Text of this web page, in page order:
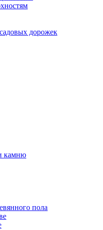
дорожек
камню
пола